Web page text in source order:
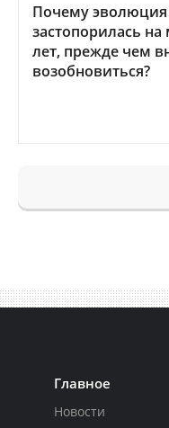
Почему эволюция
застопорилась
лет, прежде чем
возобновиться?
Главное
Новости